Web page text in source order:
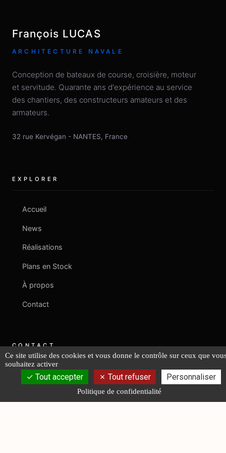
François LUCAS
ARCHITECTURE NAVALE
Conception de bateaux de course, croisière, moteur
et servitude. Quarante ans d'expérience au service
des chantiers, des constructeurs amateurs et des
armateurs.
32 rue Kervégan - NANTES, France
EXPLORER
Accueil
News
Réalisations
Plans en Stock
À propos
Contact
CONTACT
+33 2 40 08 06 43
Ce site utilise des cookies et vous donne le contrôle sur ceux que
souhaitez activer
Tout accepter Tout refuser Personnaliser
Politique de confidentialité